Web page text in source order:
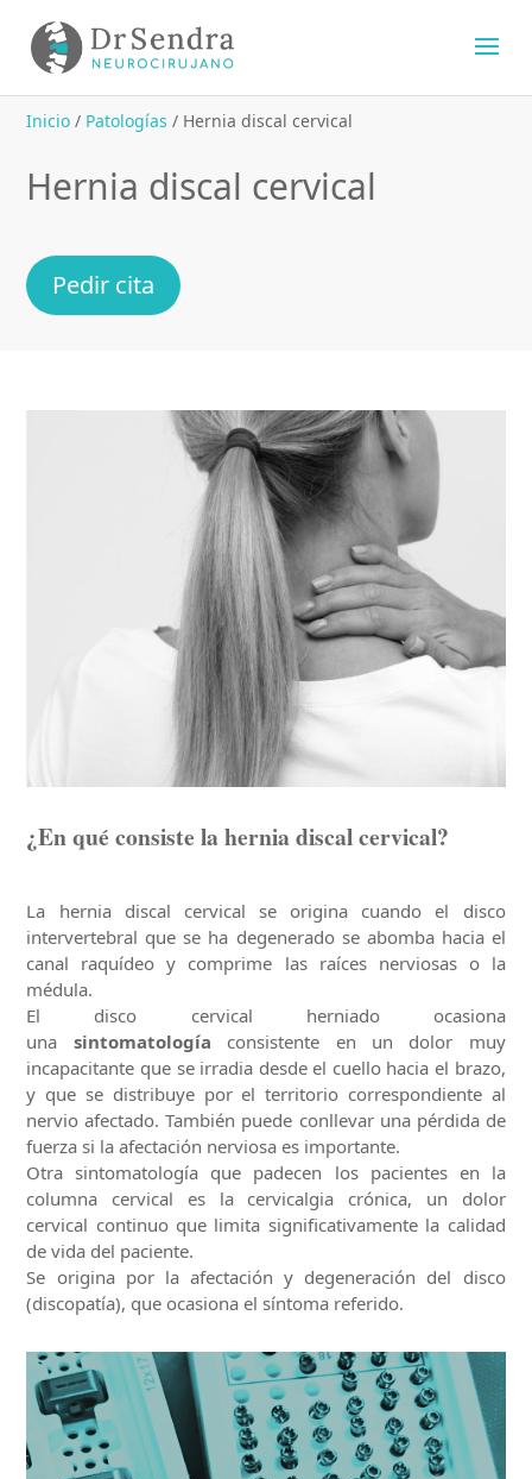
Inicio / Patologías / Hernia discal cervical
Hernia discal cervical
Pedir cita
¿En qué consiste la hernia discal cervical?
La hernia discal cervical se origina cuando el disco
intervertebral que se ha degenerado se abomba hacia el
canal raquídeo y comprime las raíces nerviosas o la
médula.
El disco cervical herniado ocasiona
una sintomatología consistente en un dolor muy
incapacitante que se irradia desde el cuello hacia el brazo,
y que se distribuye por el territorio correspondiente al
nervio afectado. También puede conllevar una pérdida de
fuerza si la afectación nerviosa es importante.
Otra sintomatología que padecen los pacientes en la
columna cervical es la cervicalgia crónica, un dolor
cervical continuo que limita significativamente la calidad
de vida del paciente.
Se origina por la afectación y degeneración del disco
(discopatía), que ocasiona el síntoma referido.